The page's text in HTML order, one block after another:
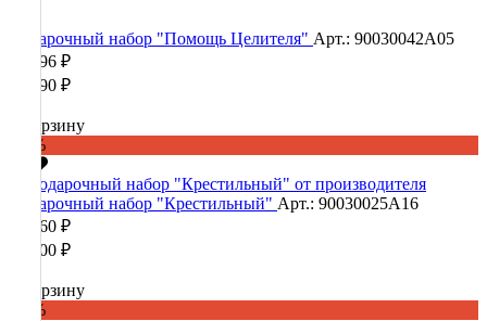
Подарочный набор "Помощь Целителя" Арт.: 90030042А05
22 196 ₽
55 490 ₽
В корзину
-60%
Подарочный набор "Крестильный" Арт.: 90030025А16
12 360 ₽
30 900 ₽
В корзину
-60%